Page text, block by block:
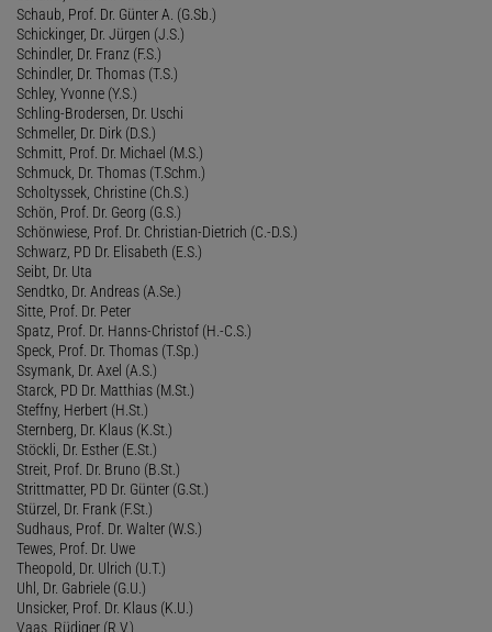
Schaub, Prof. Dr. Günter A. (G.Sb.)
Schickinger, Dr. Jürgen (J.S.)
Schindler, Dr. Franz (F.S.)
Schindler, Dr. Thomas (T.S.)
Schley, Yvonne (Y.S.)
Schling-Brodersen, Dr. Uschi
Schmeller, Dr. Dirk (D.S.)
Schmitt, Prof. Dr. Michael (M.S.)
Schmuck, Dr. Thomas (T.Schm.)
Scholtyssek, Christine (Ch.S.)
Schön, Prof. Dr. Georg (G.S.)
Schönwiese, Prof. Dr. Christian-Dietrich (C.-D.S.)
Schwarz, PD Dr. Elisabeth (E.S.)
Seibt, Dr. Uta
Sendtko, Dr. Andreas (A.Se.)
Sitte, Prof. Dr. Peter
Spatz, Prof. Dr. Hanns-Christof (H.-C.S.)
Speck, Prof. Dr. Thomas (T.Sp.)
Ssymank, Dr. Axel (A.S.)
Starck, PD Dr. Matthias (M.St.)
Steffny, Herbert (H.St.)
Sternberg, Dr. Klaus (K.St.)
Stöckli, Dr. Esther (E.St.)
Streit, Prof. Dr. Bruno (B.St.)
Strittmatter, PD Dr. Günter (G.St.)
Stürzel, Dr. Frank (F.St.)
Sudhaus, Prof. Dr. Walter (W.S.)
Tewes, Prof. Dr. Uwe
Theopold, Dr. Ulrich (U.T.)
Uhl, Dr. Gabriele (G.U.)
Unsicker, Prof. Dr. Klaus (K.U.)
Vaas, Rüdiger (R.V.)